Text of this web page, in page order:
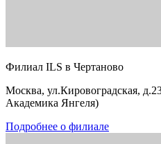
Филиал ILS в Чертаново
Москва, ул.Кировоградская,
Академика Янгеля)
Подробнее о филиале